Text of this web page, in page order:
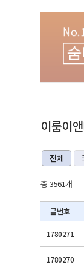
이룸이
전체
총 3561개
글번호
1780271
1780270